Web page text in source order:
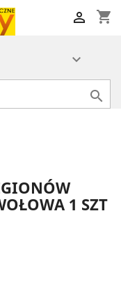
shopping_cart



1 SZT